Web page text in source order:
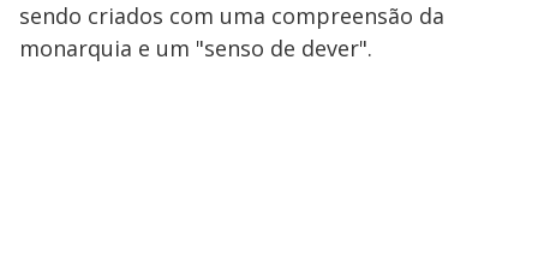
sendo criados com uma compreensão da
monarquia e um "senso de dever".